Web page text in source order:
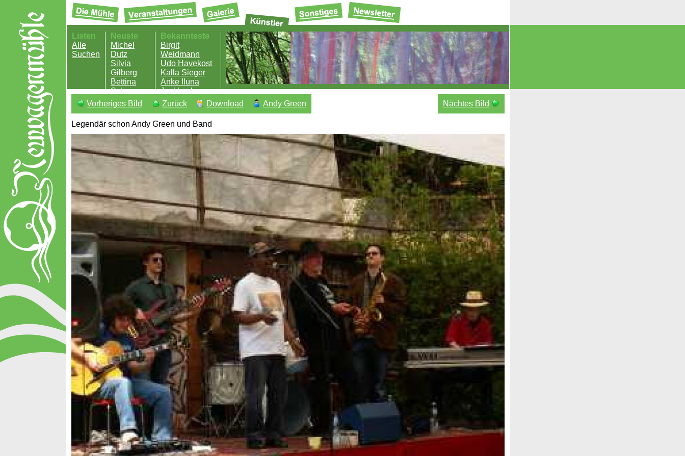
Listen
Alle
Suchen
Neuste
Michel
Dutz
Silvia
Gilberg
Bettina
Schweer
Andreas
Riedel
Bekannteste
Birgit
Weidmann
Udo Havekost
Kalla Sieger
Anke Iluna
Jockheck
Vorheriges Bild
Zurück Download Andy Green Nächtes Bild
Legendär schon Andy Green und Band